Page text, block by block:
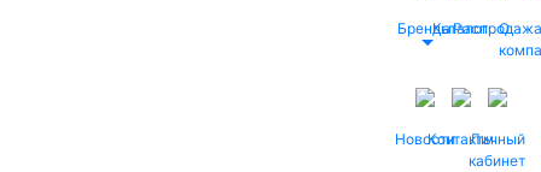
БрендыКаталог
Распродажа
О
НовостиКонтактыЛичный
кабинет